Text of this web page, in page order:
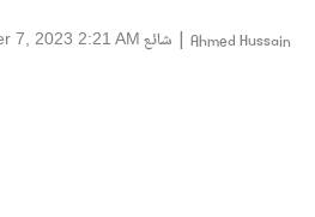
Ahmed Hussain
| شائع 7, 2023 2:21 AM